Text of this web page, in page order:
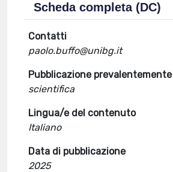
Scheda completa (DC)
Contatti
paolo.buffo@unibg.it
Pubblicazione prevalentemente
scientifica
Lingua/e del contenuto
Italiano
Data di pubblicazione
2025